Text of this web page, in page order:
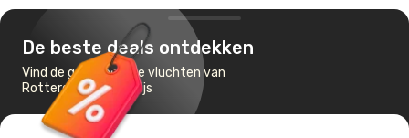
De beste deals ontdekken
Vind de goedkoopste vluchten van
Rotterdam naar Parijs